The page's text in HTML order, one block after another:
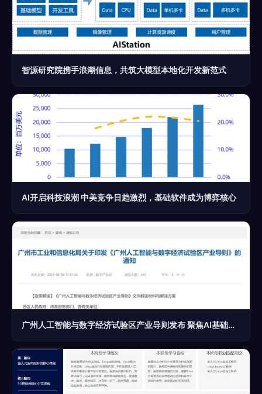
智源研究院携手浪潮信息，共筑大模型本地化开发新范式
AI开启科技浪潮 中美竞争日趋激烈，基础软件成为博弈核心
广州人工智能与数字经济试验区产业导则发布 聚焦AI基础软件与芯片自主创新